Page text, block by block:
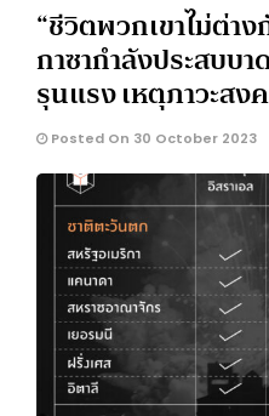
“ชีวิตพวกเขาไม่ต่า
กาซากำลังประสบบ
รุนแรง เหตุภาวะสง
Posted On 30 October 2023